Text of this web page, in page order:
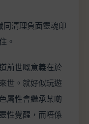
同清理負面靈魂印
。
前世嘅意義在於
世。就好似玩遊
屬性會繼承某啲
性覺醒，而唔係